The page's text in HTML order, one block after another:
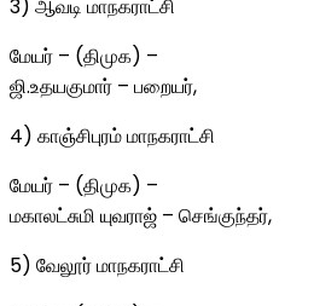
3) ஆவடி மாநகராட்சி
மேயர் – (திமுக) –
ஜி.உதயகுமார் – பறையர்,
4) காஞ்சிபுரம் மாநகராட்சி
மேயர் – (திமுக) –
மகாலட்சுமி யுவராஜ் – செங்குந்தர்,
5) வேலூர் மாநகராட்சி